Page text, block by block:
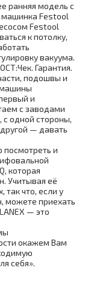
ранняя модель с
Festool
Festool
к потолку,
вакуума.
Гарантия.
подошвы и
и
с заводами
с одной стороны,
— давать
и
которая
Учитывая её
так что, если у
можете приехать
— это
окажем Вам
себя».